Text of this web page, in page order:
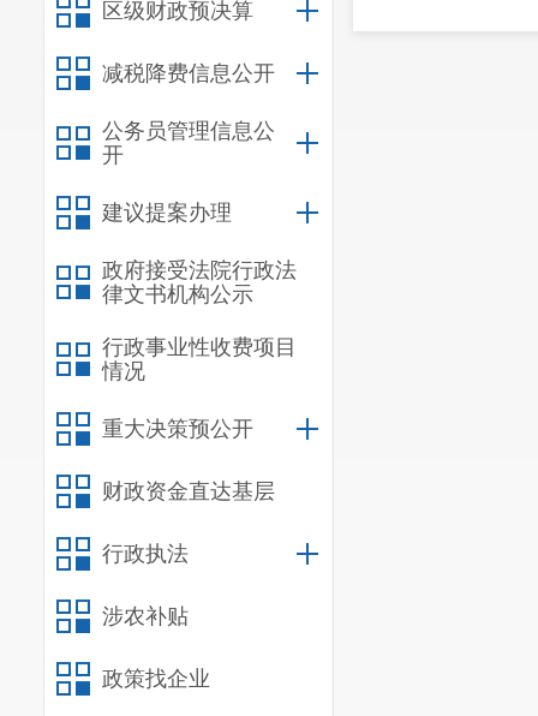
区级财政预决算
减税降费信息公开
公务员管理信息公
开
建议提案办理
政府接受法院行政法
律文书机构公示
行政事业性收费项目
情况
重大决策预公开
财政资金直达基层
行政执法
涉农补贴
政策找企业